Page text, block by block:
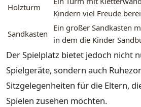
Holzturm
Kindern viel Freude
Sandkasten
Ein großer Sandkasten
in dem die Kinder
Der Spielplatz bietet jedoch nicht
Spielgeräte, sondern auch
Sitzgelegenheiten für die Eltern,
Spielen zusehen möchten.